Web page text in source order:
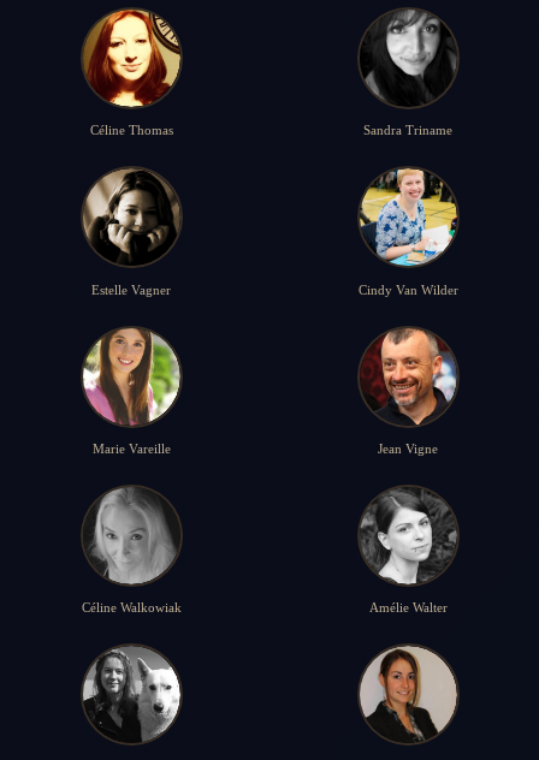
Céline Thomas Sandra Triname
Estelle Vagner Cindy Van Wilder
Marie Vareille Jean Vigne
Céline Walkowiak Amélie Walter